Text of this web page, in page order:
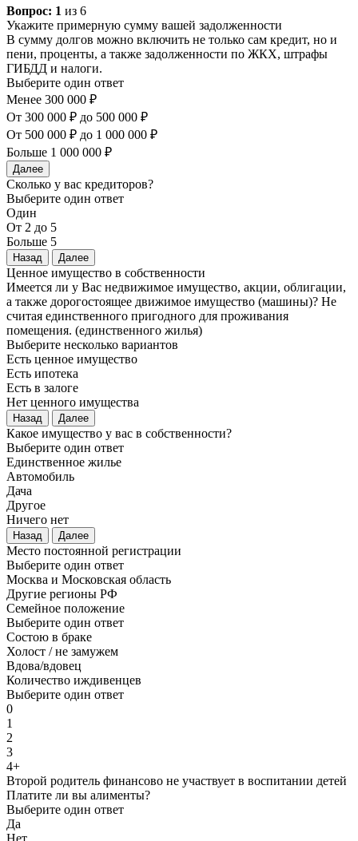
Вопрос: 1 из 6
Укажите примерную сумму вашей задолженности
В сумму долгов можно включить не только сам кредит, но и
пени, проценты, а также задолженности по ЖКХ, штрафы
ГИБДД и налоги.
Выберите один ответ
Менее 300 000 ₽
От 300 000 ₽ до 500 000 ₽
От 500 000 ₽ до 1 000 000 ₽
Больше 1 000 000 ₽
Далее
Сколько у вас кредиторов?
Выберите один ответ
Один
От 2 до 5
Больше 5
Назад Далее
Ценное имущество в собственности
Имеется ли у Вас недвижимое имущество, акции, облигации,
а также дорогостоящее движимое имущество (машины)? Не
считая единственного пригодного для проживания
помещения. (единственного жилья)
Выберите несколько вариантов
Есть ценное имущество
Есть ипотека
Есть в залоге
Нет ценного имущества
Назад Далее
Какое имущество у вас в собственности?
Выберите один ответ
Единственное жилье
Автомобиль
Дача
Другое
Ничего нет
Назад Далее
Место постоянной регистрации
Выберите один ответ
Москва и Московская область
Другие регионы РФ
Семейное положение
Выберите один ответ
Состою в браке
Холост / не замужем
Вдова/вдовец
Количество иждивенцев
Выберите один ответ
0
1
2
3
4+
Второй родитель финансово не участвует в воспитании детей
Платите ли вы алименты?
Выберите один ответ
Да